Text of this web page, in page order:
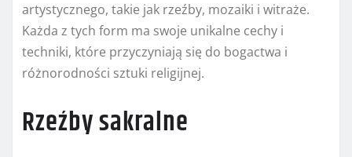
artystycznego, takie jak rzeźby, mozaiki i witraże.
Każda z tych form ma swoje unikalne cechy i
techniki, które przyczyniają się do bogactwa i
różnorodności sztuki religijnej.
Rzeźby sakralne